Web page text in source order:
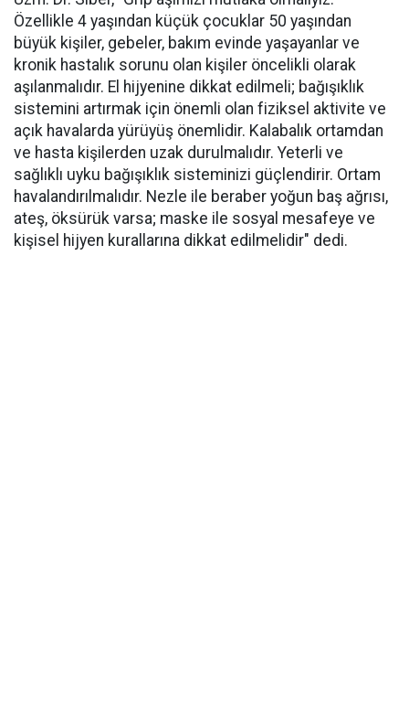
Özellikle 4 yaşından küçük çocuklar 50 yaşından
büyük kişiler, gebeler, bakım evinde yaşayanlar ve
kronik hastalık sorunu olan kişiler öncelikli olarak
aşılanmalıdır. El hijyenine dikkat edilmeli; bağışıklık
sistemini artırmak için önemli olan fiziksel aktivite ve
açık havalarda yürüyüş önemlidir. Kalabalık ortamdan
ve hasta kişilerden uzak durulmalıdır. Yeterli ve
sağlıklı uyku bağışıklık sisteminizi güçlendirir. Ortam
havalandırılmalıdır. Nezle ile beraber yoğun baş ağrısı,
ateş, öksürük varsa; maske ile sosyal mesafeye ve
kişisel hijyen kurallarına dikkat edilmelidir" dedi.